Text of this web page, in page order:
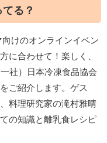
る？
けのオンラインイベン
に合わせて！楽しく、
社）日本冷凍食品協会
ご紹介します。ゲス
料理研究家の滝村雅晴
の知識と離乳食レシピ